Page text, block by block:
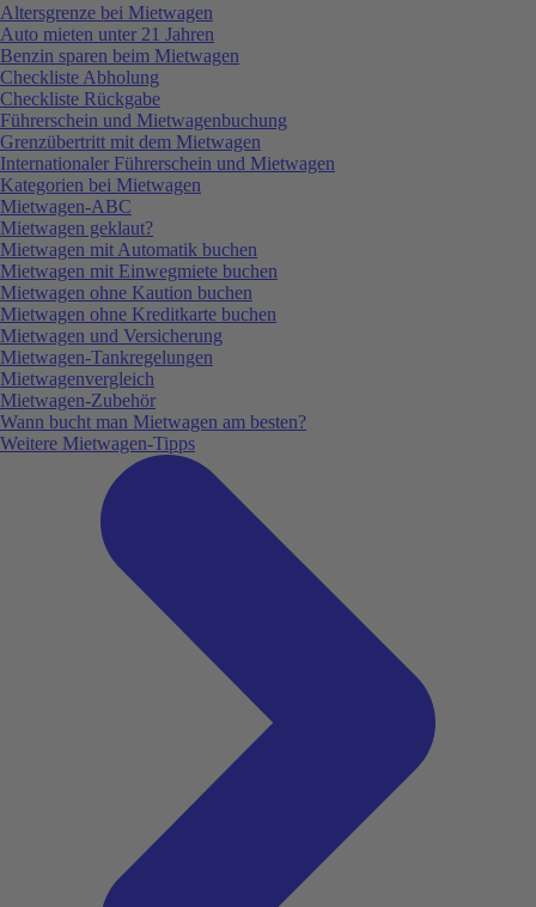
Altersgrenze bei Mietwagen
Auto mieten unter 21 Jahren
Benzin sparen beim Mietwagen
Checkliste Abholung
Checkliste Rückgabe
Führerschein und Mietwagenbuchung
Grenzübertritt mit dem Mietwagen
Internationaler Führerschein und Mietwagen
Kategorien bei Mietwagen
Mietwagen-ABC
Mietwagen geklaut?
Mietwagen mit Automatik buchen
Mietwagen mit Einwegmiete buchen
Mietwagen ohne Kaution buchen
Mietwagen ohne Kreditkarte buchen
Mietwagen und Versicherung
Mietwagen-Tankregelungen
Mietwagenvergleich
Mietwagen-Zubehör
Wann bucht man Mietwagen am besten?
Weitere Mietwagen-Tipps